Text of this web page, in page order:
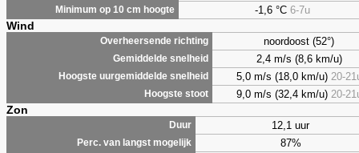
Minimum op 10 cm hoogte -1,6 °C 6-7u
Wind
Overheersende richting noordoost (52°)
Gemiddelde snelheid 2,4 m/s (8,6 km/u)
Hoogste uurgemiddelde snelheid 5,0 m/s (18,0 km/u) 20-
Hoogste stoot 9,0 m/s (32,4 km/u) 20-
Zon
Duur 12,1 uur
Perc. van langst mogelijk 87%